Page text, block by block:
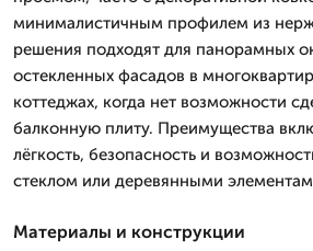
минималистичным профилем из
решения подходят для панорамных
остекленных фасадов в
коттеджах, когда нет возможности
балконную плиту. Преимущества
лёгкость, безопасность и
стеклом или деревянными
Материалы и конструкции